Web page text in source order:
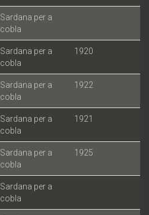
Sardana per a
cobla
Sardana per a
cobla
1920
Sardana per a
cobla
1922
Sardana per a
cobla
1921
Sardana per a
cobla
1925
Sardana per a
cobla